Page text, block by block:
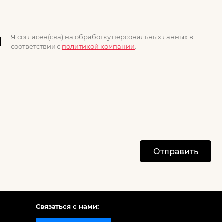
Я согласен(сна) на обработку персональных данных в
соответствии с политикой компании.
Отправить
Связаться с нами: